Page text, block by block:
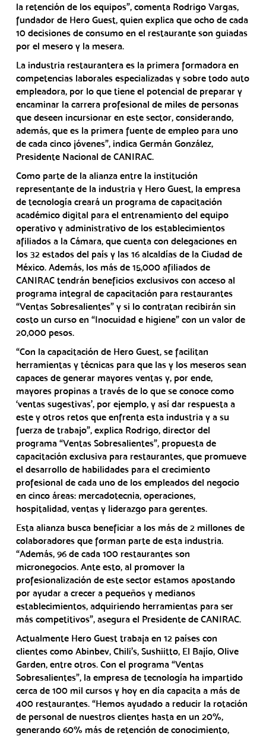
la retención de los equipos”, comenta Rodrigo Vargas,
fundador de Hero Guest, quien explica que ocho de cada
10 decisiones de consumo en el restaurante son guiadas
por el mesero y la mesera.
La industria restaurantera es la primera formadora en
competencias laborales especializadas y sobre todo auto
empleadora, por lo que tiene el potencial de preparar y
encaminar la carrera profesional de miles de personas
que deseen incursionar en este sector, considerando,
además, que es la primera fuente de empleo para uno
de cada cinco jóvenes”, indica Germán González,
Presidente Nacional de CANIRAC.
Como parte de la alianza entre la institución
representante de la industria y Hero Guest, la empresa
de tecnología creará un programa de capacitación
académico digital para el entrenamiento del equipo
operativo y administrativo de los establecimientos
afiliados a la Cámara, que cuenta con delegaciones en
los 32 estados del país y las 16 alcaldías de la Ciudad de
México. Además, los más de 15,000 afiliados de
CANIRAC tendrán beneficios exclusivos con acceso al
programa integral de capacitación para restaurantes
“Ventas Sobresalientes” y si lo contratan recibirán sin
costo un curso en “Inocuidad e higiene” con un valor de
20,000 pesos.
“Con la capacitación de Hero Guest, se facilitan
herramientas y técnicas para que las y los meseros sean
capaces de generar mayores ventas y, por ende,
mayores propinas a través de lo que se conoce como
‘ventas sugestivas’, por ejemplo, y así dar respuesta a
este y otros retos que enfrenta esta industria y a su
fuerza de trabajo”, explica Rodrigo, director del
programa “Ventas Sobresalientes”, propuesta de
capacitación exclusiva para restaurantes, que promueve
el desarrollo de habilidades para el crecimiento
profesional de cada uno de los empleados del negocio
en cinco áreas: mercadotecnia, operaciones,
hospitalidad, ventas y liderazgo para gerentes.
Esta alianza busca beneficiar a los más de 2 millones de
colaboradores que forman parte de esta industria.
“Además, 96 de cada 100 restaurantes son
micronegocios. Ante esto, al promover la
profesionalización de este sector estamos apostando
por ayudar a crecer a pequeños y medianos
establecimientos, adquiriendo herramientas para ser
más competitivos”, asegura el Presidente de CANIRAC.
Actualmente Hero Guest trabaja en 12 países con
clientes como Abinbev, Chili’s, Sushiitto, El Bajío, Olive
Garden, entre otros. Con el programa “Ventas
Sobresalientes”, la empresa de tecnología ha impartido
cerca de 100 mil cursos y hoy en día capacita a más de
400 restaurantes. “Hemos ayudado a reducir la rotación
de personal de nuestros clientes hasta en un 20%,
generando 60% más de retención de conocimiento,